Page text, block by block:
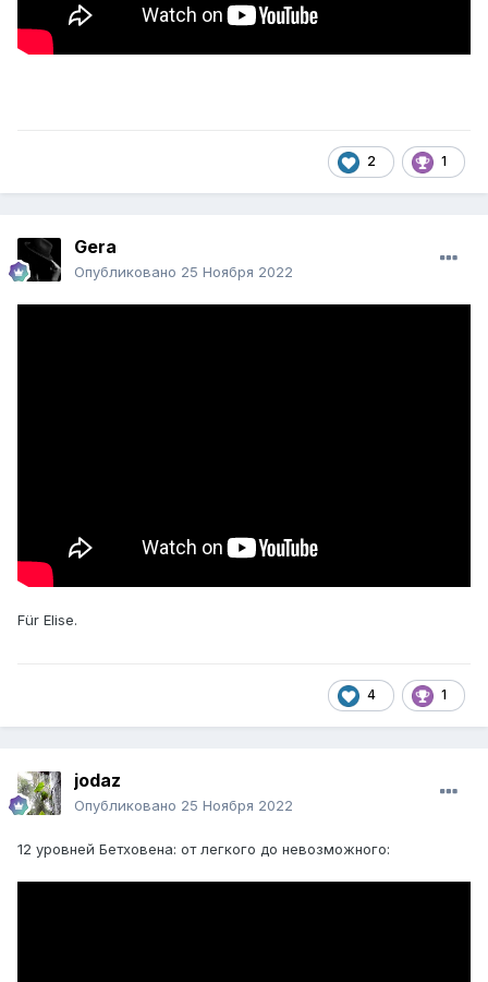
2 1
Gera
Опубликовано 25 Ноября 2022
Für Elise.
4 1
jodaz
Опубликовано 25 Ноября 2022
12 уровней Бетховена: от легкого до невозможного: